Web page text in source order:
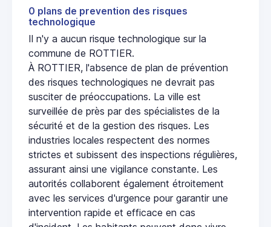
0 plans de prevention des risques
technologique
Il n'y a aucun risque technologique sur la
commune de ROTTIER.
À ROTTIER, l'absence de plan de prévention
des risques technologiques ne devrait pas
susciter de préoccupations. La ville est
surveillée de près par des spécialistes de la
sécurité et de la gestion des risques. Les
industries locales respectent des normes
strictes et subissent des inspections régulières,
assurant ainsi une vigilance constante. Les
autorités collaborent également étroitement
avec les services d'urgence pour garantir une
intervention rapide et efficace en cas